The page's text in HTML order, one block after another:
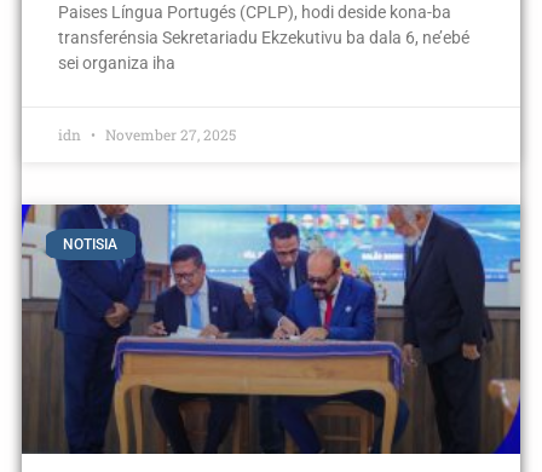
Paises Língua Portugés (CPLP), hodi deside kona-ba
transferénsia Sekretariadu Ekzekutivu ba dala 6, ne’ebé
sei organiza iha
idn November 27, 2025
NOTISIA